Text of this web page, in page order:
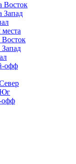
Восток
Запад
места
Восток
Запад
офф
Юг
офф